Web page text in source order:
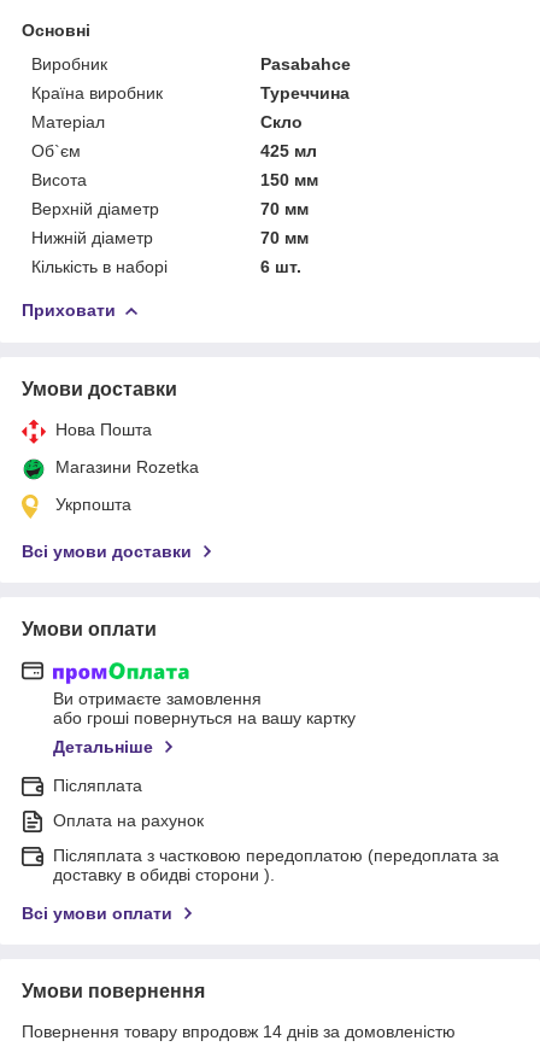
Основні
Виробник
Pasabahce
Країна виробник
Туреччина
Матеріал
Скло
Об`єм
425 мл
Висота
150 мм
Верхній діаметр
70 мм
Нижній діаметр
70 мм
Кількість в наборі
6 шт.
Приховати
Умови доставки
Нова Пошта
Магазини Rozetka
Укрпошта
Всі умови доставки
Умови оплати
Ви отримаєте замовлення
або гроші повернуться на вашу картку
Детальніше
Післяплата
Оплата на рахунок
Післяплата з частковою передоплатою (передоплата за
доставку в обидві сторони ).
Всі умови оплати
Умови повернення
Повернення товару впродовж 14 днів за домовленістю